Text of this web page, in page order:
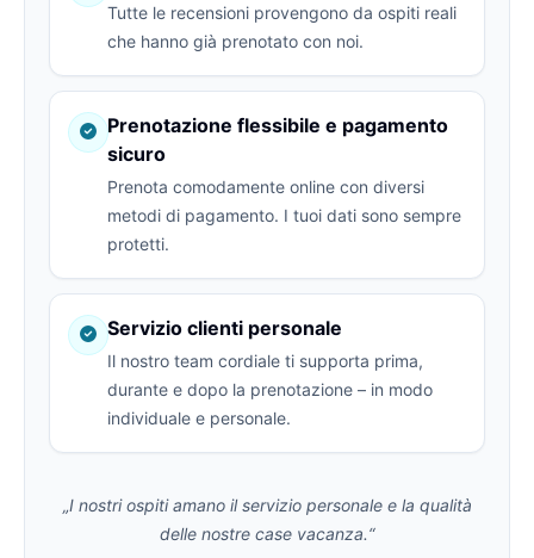
Tutte le recensioni provengono da ospiti reali
che hanno già prenotato con noi.
Prenotazione flessibile e pagamento
sicuro
Prenota comodamente online con diversi
metodi di pagamento. I tuoi dati sono sempre
protetti.
Servizio clienti personale
Il nostro team cordiale ti supporta prima,
durante e dopo la prenotazione – in modo
individuale e personale.
„I nostri ospiti amano il servizio personale e la qualità
delle nostre case vacanza.“